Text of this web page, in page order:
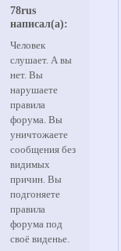
78rus
написал(а):
Человек
слушает. А вы
нет. Вы
нарушаете
правила
форума. Вы
уничтожаете
сообщения без
видимых
причин. Вы
подгоняете
правила
форума под
своё виденье.